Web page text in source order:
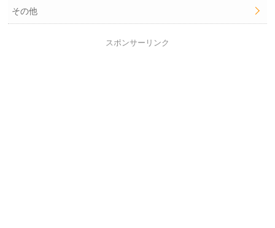
その他
スポンサーリンク